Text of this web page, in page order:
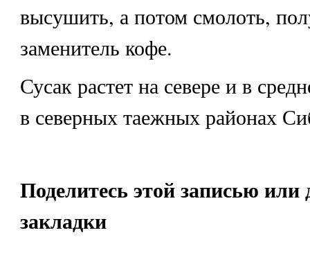
высушить, а потом смолоть,
заменитель кофе.
Сусак растет на севере и в
в северных таежных районах
Поделитесь этой записью или
закладки